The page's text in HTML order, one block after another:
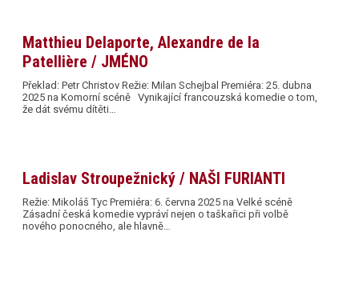
Matthieu Delaporte, Alexandre de la
Patellière / JMÉNO
Překlad: Petr Christov Režie: Milan Schejbal Premiéra: 25. dubna
2025 na Komorní scéně Vynikající francouzská komedie o tom,
že dát svému dítěti…
Ladislav Stroupežnický / NAŠI FURIANTI
Režie: Mikoláš Tyc Premiéra: 6. června 2025 na Velké scéně
Zásadní česká komedie vypráví nejen o taškařici při volbě
nového ponocného, ale hlavně…